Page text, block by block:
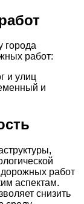
города
работ:
и улиц
и
работ
аспектам.
снизить